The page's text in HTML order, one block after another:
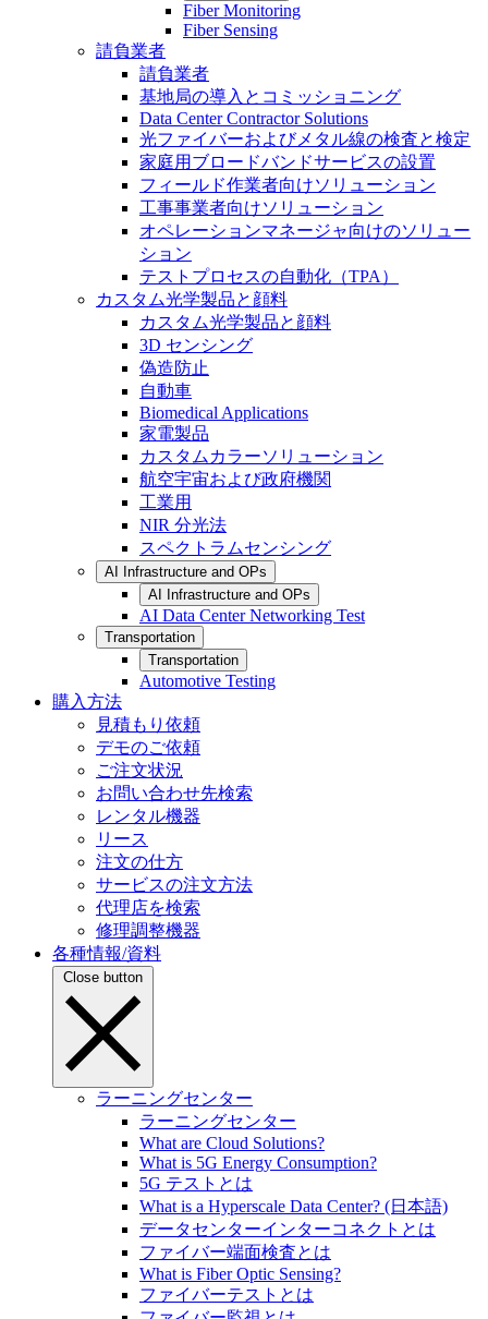
Fiber Monitoring
Fiber Sensing
請負業者
請負業者
基地局の導入とコミッショニング
Data Center Contractor Solutions
光ファイバーおよびメタル線の検査と検定
家庭用ブロードバンドサービスの設置
フィールド作業者向けソリューション
工事事業者向けソリューション
オペレーションマネージャ向けのソリュー
ション
テストプロセスの自動化（TPA）
カスタム光学製品と顔料
カスタム光学製品と顔料
3D センシング
偽造防止
自動車
Biomedical Applications
家電製品
カスタムカラーソリューション
航空宇宙および政府機関
工業用
NIR 分光法
スペクトラムセンシング
AI Infrastructure and OPs
AI Infrastructure and OPs
AI Data Center Networking Test
Transportation
Transportation
Automotive Testing
購入方法
見積もり依頼
デモのご依頼
ご注文状況
お問い合わせ先検索
レンタル機器
リース
注文の仕方
サービスの注文方法
代理店を検索
修理調整機器
各種情報/資料
Close button
ラーニングセンター
ラーニングセンター
What are Cloud Solutions?
What is 5G Energy Consumption?
5G テストとは
What is a Hyperscale Data Center? (日本語)
データセンターインターコネクトとは
ファイバー端面検査とは
What is Fiber Optic Sensing?
ファイバーテストとは